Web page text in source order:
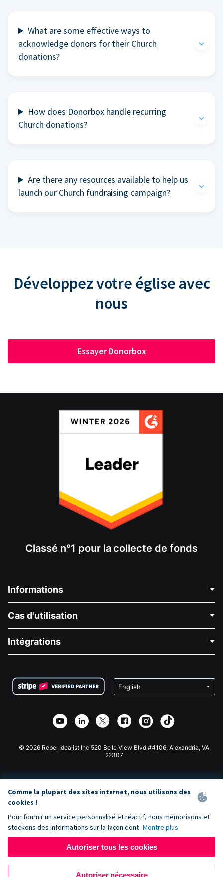
What are some effective ways to
acknowledge donors for their Church
donations?
How does Donorbox handle recurring
Church donations?
Are there any resources available to help us
launch our Church fundraising campaign?
Développez votre église avec
nous
Essayer Donorbox
Classé n°1 pour la collecte de fonds
Informations
À propos de nous
Carrières
Confidentialité
Partenariat d'affiliation
Bibliothèque
Cas d'utilisation
Collecte de fonds médicale
Collecte de fonds caritative
Intégrations
Plugin de don Wix
Application de don Webflow
Don Joomla
© 2026 Rebel Idealist Inc 520 Belle View Blvd #4106, Alexandria, VA
22307
Comme la plupart des sites internet, nous utilisons des
cookies !
Pour fournir un service personnalisé et réactif, nous mémorisons et
stockons des informations sur la façon dont Montre plus
Autoriser tous les cookies
Autoriser nécessaire